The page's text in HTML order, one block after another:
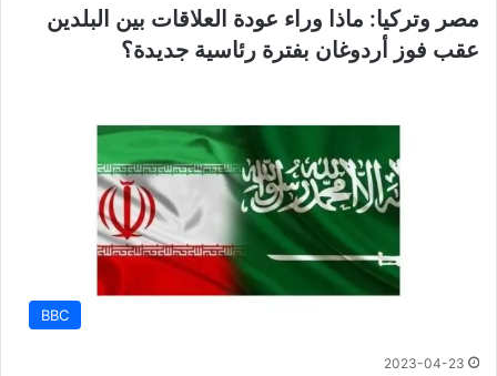
مصر وتركيا: ماذا وراء عودة العلاقات بين البلدين
عقب فوز أردوغان بفترة رئاسية جديدة؟
BBC
2023-04-23